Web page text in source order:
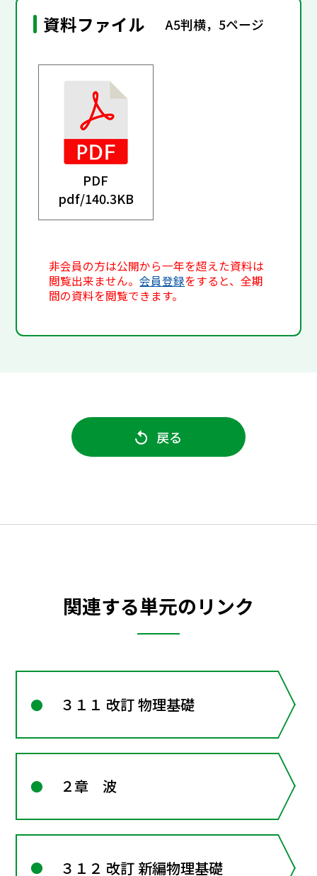
資料ファイル A5判横，5ページ
PDF
pdf/140.3KB
非会員の方は公開から一年を超えた資料は
閲覧出来ません。会員登録をすると、全期
間の資料を閲覧できます。
戻る
関連する単元のリンク
３１１ 改訂 物理基礎
２章 波
３１２ 改訂 新編物理基礎